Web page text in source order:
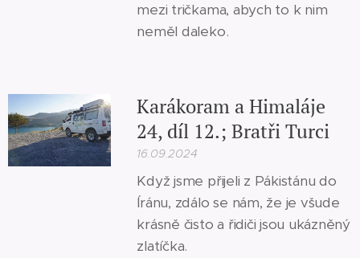
mezi tričkama, abych to k nim
neměl daleko.
Karákoram a Himaláje
24, díl 12.; Bratři Turci
16.09.2024
Když jsme přijeli z Pákistánu do
Íránu, zdálo se nám, že je všude
krásně čisto a řidiči jsou ukázněný
zlatíčka.